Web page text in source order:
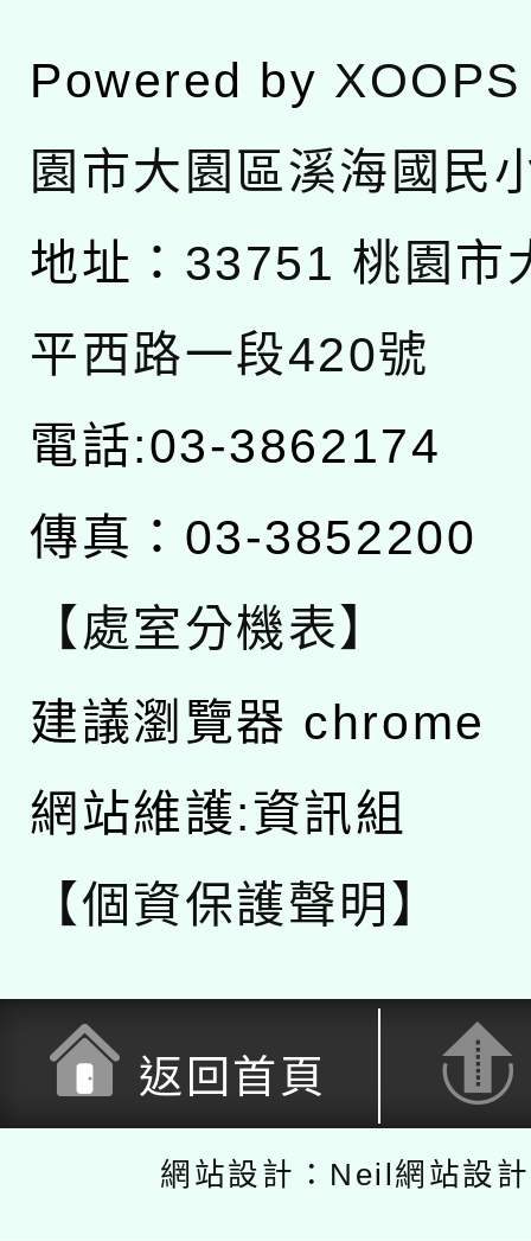
Powered by XOOPS
園市大園區溪海國民
地址： 33751 桃園市
平西路一段420號
電話:03-3862174
傳真：03-3852200
【處室分機表】
建議瀏覽器 chrome
網站維護:資訊組
【個資保護聲明】
返回首頁
網站設計：Neil網站設